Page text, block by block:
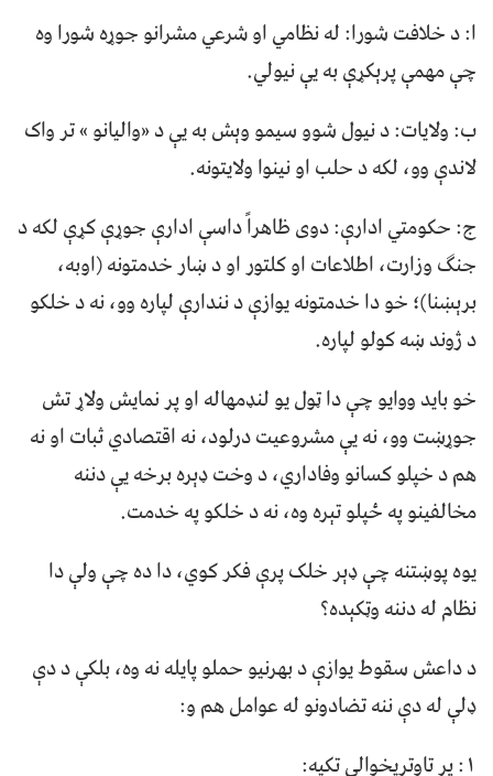
ا: د خلافت شورا: له نظامي او شرعي مشرانو جوړه شورا وه
چې مهمې پرېکړې به یې نیولي.
ب: ولایات: د نیول شوو سیمو وېش به یې د «والیانو » تر واک
لاندې وو، لکه د حلب او نینوا ولایتونه.
ج: حکومتي ادارې: دوی ظاهراً داسې ادارې جوړې کړې لکه د
جنګ وزارت، اطلاعات او کلتور او د ښار خدمتونه (اوبه،
برېښنا)؛ خو دا خدمتونه یوازې د نندارې لپاره وو، نه د خلکو
د ژوند ښه کولو لپاره.
خو باید ووایو چې دا ټول یو لنډمهاله او پر نمايش ولاړ تش
جوړښت وو، نه یې مشروعیت درلود، نه اقتصادي ثبات او نه
هم د خپلو کسانو وفاداري، د وخت ډېره برخه‌ یې دننه
مخالفینو په ځپلو تېره وه، نه د خلکو په خدمت.
یوه پوښتنه چې ډېر خلک پرې فکر کوي، دا ده چې ولې دا
نظام له دننه وټکېده؟
د داعش سقوط یوازې د بهرنیو حملو پایله نه وه، بلکې د دې
ډلې له دې ننه تضادونو له عوامل هم و:
۱: پر تاوتریخوالي تکیه: